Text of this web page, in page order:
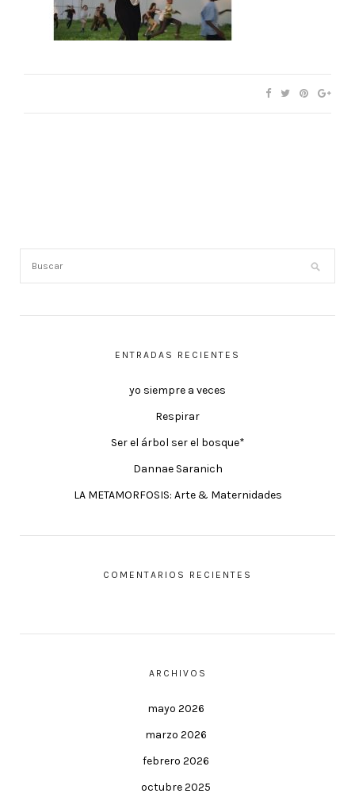
ENTRADAS RECIENTES
yo siempre a veces
Respirar
Ser el árbol ser el bosque*
Dannae Saranich
LA METAMORFOSIS: Arte & Maternidades
COMENTARIOS RECIENTES
ARCHIVOS
mayo 2026
marzo 2026
febrero 2026
octubre 2025